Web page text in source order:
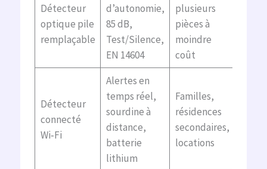
Détecteur
optique pile
remplaçable
d’autonomie,
85 dB,
Test/Silence,
EN 14604
plusieurs
pièces à
moindre
coût
Détecteur
connecté
Wi‑Fi
Alertes en
temps réel,
sourdine à
distance,
batterie
lithium
Familles,
résidences
secondaires,
locations